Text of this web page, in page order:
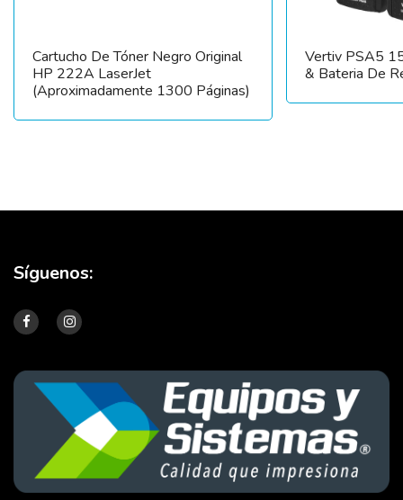
Cartucho De Tóner Negro Original
HP 222A LaserJet
(aproximadamente 1300 Páginas)
Vertiv PSA5
& Bateria De
Síguenos: